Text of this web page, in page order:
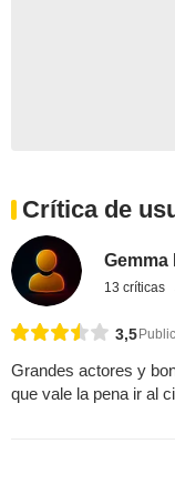
Crítica de
13 críticas
3,5
Grandes actores y
que vale la pena ir al